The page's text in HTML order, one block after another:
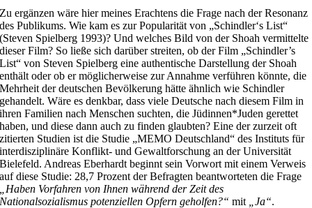
Zu ergänzen wäre hier meines Erachtens die Frage nach der Resonanz
des Publikums. Wie kam es zur Popularität von „Schindler‘s List“
(Steven Spielberg 1993)? Und welches Bild von der Shoah vermittelte
dieser Film? So ließe sich darüber streiten, ob der Film „Schindler’s
List“ von Steven Spielberg eine authentische Darstellung der Shoah
enthält oder ob er möglicherweise zur Annahme verführen könnte, die
Mehrheit der deutschen Bevölkerung hätte ähnlich wie Schindler
gehandelt. Wäre es denkbar, dass viele Deutsche nach diesem Film in
ihren Familien nach Menschen suchten, die Jüdinnen*Juden gerettet
haben, und diese dann auch zu finden glaubten? Eine der zurzeit oft
zitierten Studien ist die Studie „MEMO Deutschland“ des Instituts für
interdisziplinäre Konflikt- und Gewaltforschung an der Universität
Bielefeld. Andreas Eberhardt beginnt sein Vorwort mit einem Verweis
auf diese Studie: 28,7 Prozent der Befragten beantworteten die Frage
„Haben Vorfahren von Ihnen während der Zeit des
Nationalsozialismus potenziellen Opfern geholfen?“ mit „Ja“.